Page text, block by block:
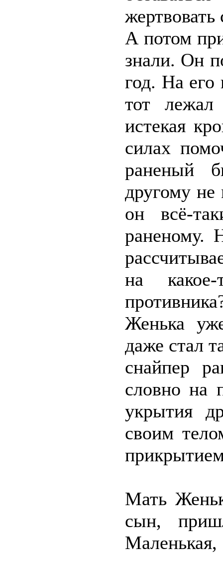
А потом
знали. Он
год. На его
тот лежал
истекая
силах
раненый
другому не
он всё-
раненому.
на какое-
Женька
даже стал
снайпер
словно на
укрытия
своим
Мать
сын,